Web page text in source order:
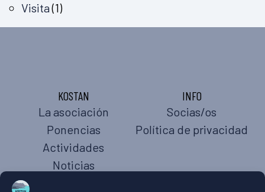
Visita(1)
KOSTAN
La asociación
Ponencias
Actividades
Noticias
INFO
Socias/os
Política de privacidad